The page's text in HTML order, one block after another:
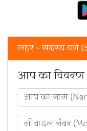
लहर ~ सदस्य बने
आप का विवरण